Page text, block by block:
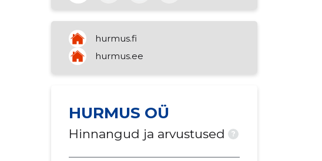
hurmus.fi
hurmus.ee
HURMUS OÜ
Hinnangud ja arvustused ?